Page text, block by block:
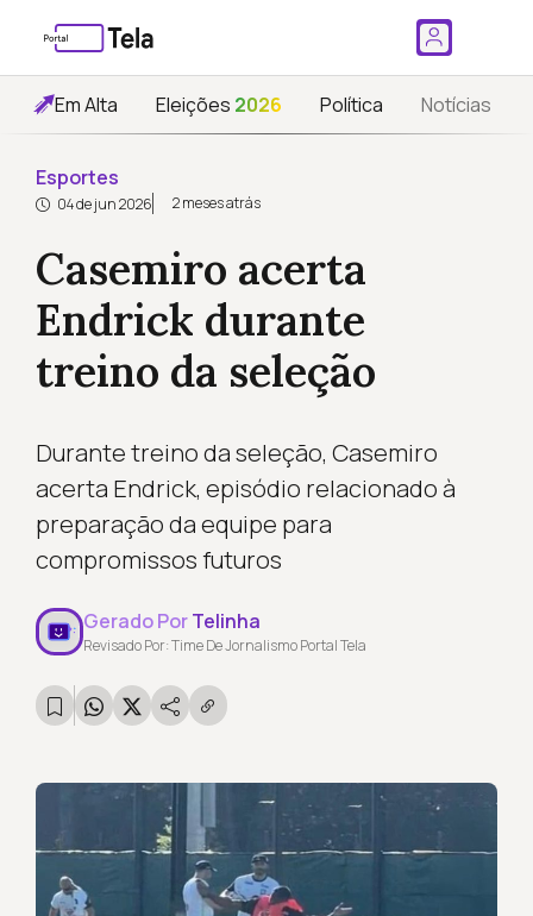
Em Alta Eleições 2026 Política Notícias
Esportes
04 de jun 2026 2 meses atrás
Casemiro acerta
Endrick durante
treino da seleção
Durante treino da seleção, Casemiro
acerta Endrick, episódio relacionado à
preparação da equipe para
compromissos futuros
Gerado PorTelinha
Revisado Por: Time De Jornalismo Portal Tela